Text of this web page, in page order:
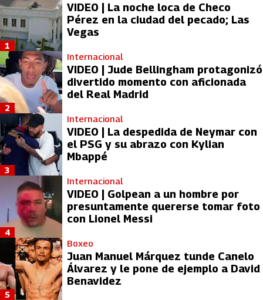
VIDEO | La noche loca de Checo
Pérez en la ciudad del pecado; Las
Vegas
1
Internacional
VIDEO | Jude Bellingham protagonizó
divertido momento con aficionada
del Real Madrid
2
Internacional
VIDEO | La despedida de Neymar con
el PSG y su abrazo con Kylian
Mbappé
3
Internacional
VIDEO | Golpean a un hombre por
presuntamente quererse tomar foto
con Lionel Messi
4
Boxeo
Juan Manuel Márquez tunde Canelo
Álvarez y le pone de ejemplo a David
Benavidez
5